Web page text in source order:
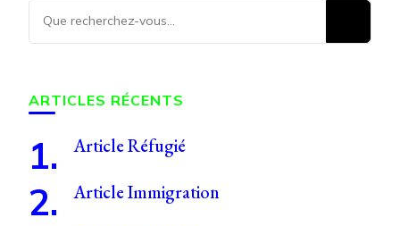
Vous
recherchiez
ARTICLES RÉCENTS
Article Réfugié
Article Immigration